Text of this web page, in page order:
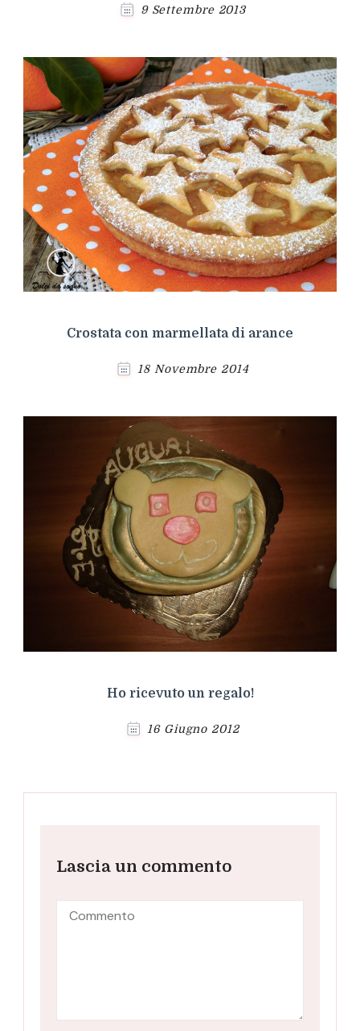
9 Settembre 2013
Crostata con marmellata di arance
18 Novembre 2014
Ho ricevuto un regalo!
16 Giugno 2012
Lascia un commento